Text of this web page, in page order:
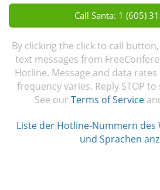
Call Santa: 1 (605)
By clicking the click to call
text messages from
Hotline. Message and data rates
frequency varies. Reply STOP
See our Terms of Service
Liste der Hotline-Nummern des
und Sprachen